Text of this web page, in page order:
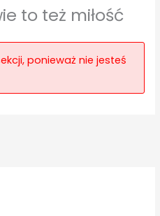
to też miłość
ponieważ nie jesteś